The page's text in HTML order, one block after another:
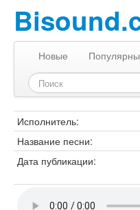
Новые
Исполнитель:
Название песни:
Дата публикации: